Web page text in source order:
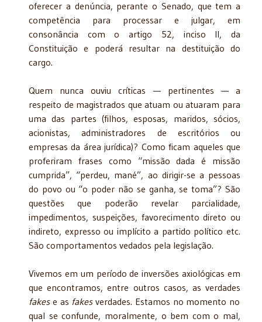
oferecer a denúncia, perante o Senado, que tem a
competência para processar e julgar, em
consonância com o artigo 52, inciso II, da
Constituição e poderá resultar na destituição do
cargo.
Quem nunca ouviu críticas — pertinentes — a
respeito de magistrados que atuam ou atuaram para
uma das partes (filhos, esposas, maridos, sócios,
acionistas, administradores de escritórios ou
empresas da área jurídica)? Como ficam aqueles que
proferiram frases como “missão dada é missão
cumprida”, “perdeu, mané”, ao dirigir-se a pessoas
do povo ou “o poder não se ganha, se toma”? São
questões que poderão revelar parcialidade,
impedimentos, suspeições, favorecimento direto ou
indireto, expresso ou implícito a partido político etc.
São comportamentos vedados pela legislação.
Vivemos em um período de inversões axiológicas em
que encontramos, entre outros casos, as verdades
fakese as fakesverdades. Estamos no momento no
qual se confunde, moralmente, o bem com o mal,